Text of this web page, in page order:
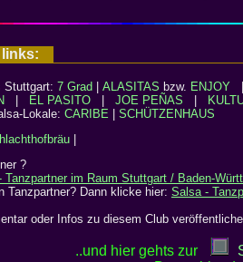
links:
Stuttgart: 7 Grad ALASITAS bzw. ENJOY
EL PASITO JOE PEÑAS
Lokale: CARIBE
SCHÜTZENHAUS
?
Tanzpartner im Raum Stuttgart / Baden-
Tanzpartner? Dann klicke hier: Salsa -
oder Infos zu diesem Club
..und hier gehts zur